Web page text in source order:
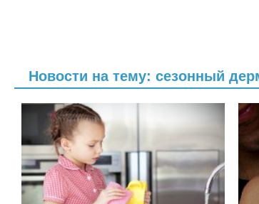
Новости на тему: сезонный